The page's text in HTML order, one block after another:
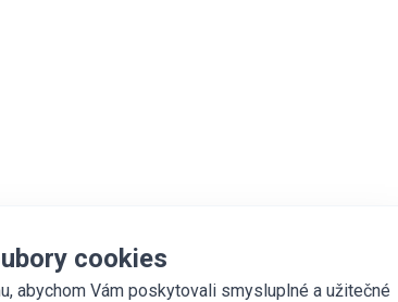
cookies
abychom Vám poskytovali smysluplné a užitečné